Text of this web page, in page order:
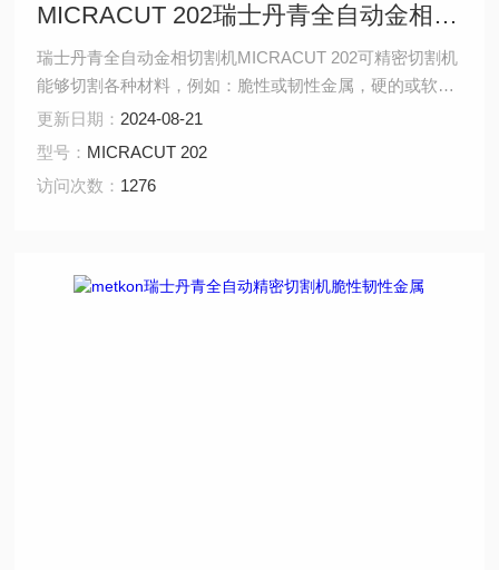
MICRACUT 202瑞士丹青全自动金相切割机
瑞士丹青全自动金相切割机MICRACUT 202可精密切割机
能够切割各种材料，例如：脆性或韧性金属，硬的或软的
金属，复合材料，陶瓷，岩石，生物材料，层压材料等。
专为切割所有材料而设计，且使样品结构几乎不变形。
业。
更新日期： 2024-08-21
型号： MICRACUT 202
访问次数： 1276